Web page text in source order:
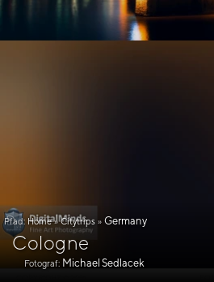
Pfad: Home » Citytrips » Germany
Cologne
Fotograf: Michael Sedlacek